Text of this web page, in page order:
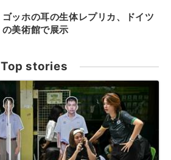
ゴッホの耳の生体レプリカ、ドイツ
の美術館で展示
Top stories